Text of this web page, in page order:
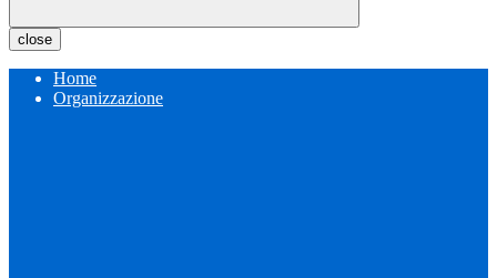
close
Home
Organizzazione